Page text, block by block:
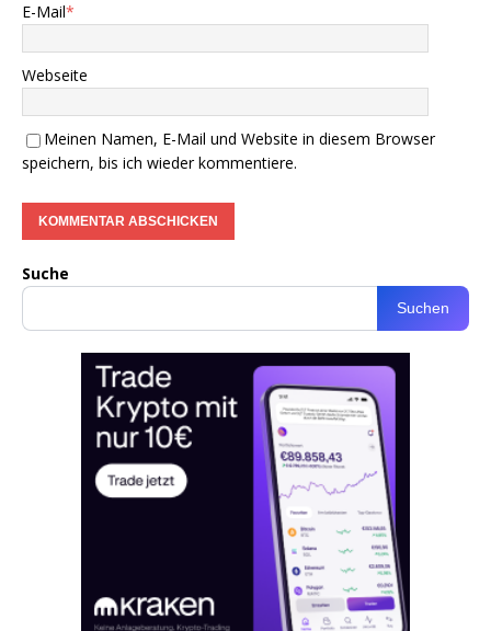
E-Mail*
Webseite
Meinen Namen, E-Mail und Website in diesem Browser
speichern, bis ich wieder kommentiere.
Suche
Suchen